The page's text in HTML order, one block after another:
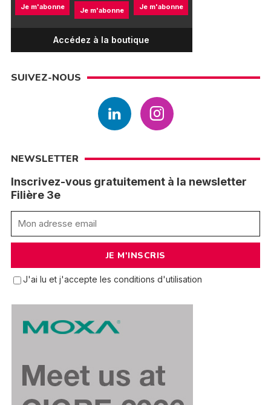
Je m'abonne Je m'abonne Je m'abonne
Accédez à la boutique
SUIVEZ-NOUS
NEWSLETTER
Inscrivez-vous gratuitement à la newsletter
Filière 3e
J'ai lu et j'accepte les conditions d'utilisation